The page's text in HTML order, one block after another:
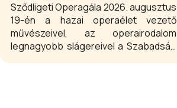
Sződligeti Operagála 2026. augusztus
19-én a hazai operaélet vezető
művészeivel, az operairodalom
legnagyobb slágereivel a Szabadság